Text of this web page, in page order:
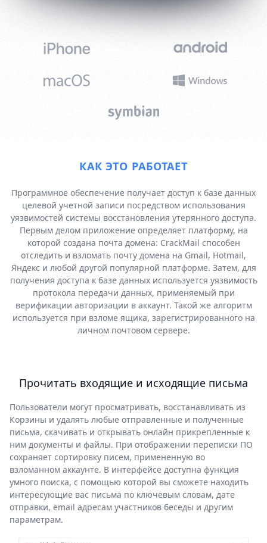
КАК ЭТО РАБОТАЕТ
Программное обеспечение получает доступ к базе данных
целевой учетной записи посредством использования
уязвимостей системы восстановления утерянного доступа.
Первым делом приложение определяет платформу, на
которой создана почта домена: CrackMail способен
отследить и взломать почту домена на Gmail, Hotmail,
Яндекс и любой другой популярной платформе. Затем, для
получения доступа к базе данных используется уязвимость
протокола передачи данных, применяемый при
верификации авторизации в аккаунт. Такой же алгоритм
используется при взломе ящика, зарегистрированного на
личном почтовом сервере.
Прочитать входящие и исходящие письма
Пользователи могут просматривать, восстанавливать из
Корзины и удалять любые отправленные и полученные
письма, скачивать и открывать онлайн прикрепленные к
ним документы и файлы. При отображении переписки ПО
сохраняет сортировку писем, примененную во
взломанном аккаунте. В интерфейсе доступна функция
умного поиска, с помощью которой вы сможете находить
интересующие вас письма по ключевым словам, дате
отправки, email адресам участников беседы и другим
параметрам.